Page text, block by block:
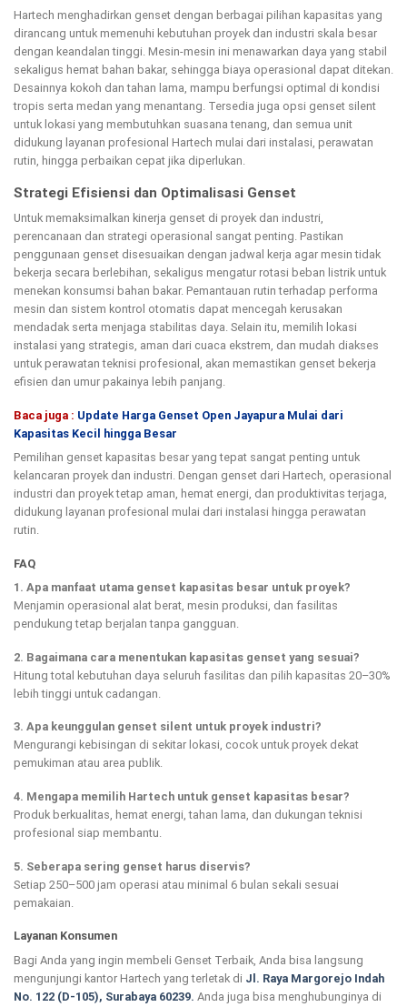
Hartech menghadirkan genset dengan berbagai pilihan kapasitas yang
dirancang untuk memenuhi kebutuhan proyek dan industri skala besar
dengan keandalan tinggi. Mesin-mesin ini menawarkan daya yang stabil
sekaligus hemat bahan bakar, sehingga biaya operasional dapat ditekan.
Desainnya kokoh dan tahan lama, mampu berfungsi optimal di kondisi
tropis serta medan yang menantang. Tersedia juga opsi genset silent
untuk lokasi yang membutuhkan suasana tenang, dan semua unit
didukung layanan profesional Hartech mulai dari instalasi, perawatan
rutin, hingga perbaikan cepat jika diperlukan.
Strategi Efisiensi dan Optimalisasi Genset
Untuk memaksimalkan kinerja genset di proyek dan industri,
perencanaan dan strategi operasional sangat penting. Pastikan
penggunaan genset disesuaikan dengan jadwal kerja agar mesin tidak
bekerja secara berlebihan, sekaligus mengatur rotasi beban listrik untuk
menekan konsumsi bahan bakar. Pemantauan rutin terhadap performa
mesin dan sistem kontrol otomatis dapat mencegah kerusakan
mendadak serta menjaga stabilitas daya. Selain itu, memilih lokasi
instalasi yang strategis, aman dari cuaca ekstrem, dan mudah diakses
untuk perawatan teknisi profesional, akan memastikan genset bekerja
efisien dan umur pakainya lebih panjang.
Baca juga : Update Harga Genset Open Jayapura Mulai dari
Kapasitas Kecil hingga Besar
Pemilihan genset kapasitas besar yang tepat sangat penting untuk
kelancaran proyek dan industri. Dengan genset dari Hartech, operasional
industri dan proyek tetap aman, hemat energi, dan produktivitas terjaga,
didukung layanan profesional mulai dari instalasi hingga perawatan
rutin.
FAQ
1. Apa manfaat utama genset kapasitas besar untuk proyek?
Menjamin operasional alat berat, mesin produksi, dan fasilitas
pendukung tetap berjalan tanpa gangguan.
2. Bagaimana cara menentukan kapasitas genset yang sesuai?
Hitung total kebutuhan daya seluruh fasilitas dan pilih kapasitas 20–30%
lebih tinggi untuk cadangan.
3. Apa keunggulan genset silent untuk proyek industri?
Mengurangi kebisingan di sekitar lokasi, cocok untuk proyek dekat
pemukiman atau area publik.
4. Mengapa memilih Hartech untuk genset kapasitas besar?
Produk berkualitas, hemat energi, tahan lama, dan dukungan teknisi
profesional siap membantu.
5. Seberapa sering genset harus diservis?
Setiap 250–500 jam operasi atau minimal 6 bulan sekali sesuai
pemakaian.
Layanan Konsumen
Bagi Anda yang ingin membeli Genset Terbaik, Anda bisa langsung
mengunjungi kantor Hartech yang terletak di Jl. Raya Margorejo Indah
No. 122 (D-105), Surabaya 60239. Anda juga bisa menghubunginya di